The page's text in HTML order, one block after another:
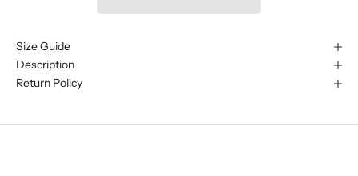
Size Guide
Description
Return Policy